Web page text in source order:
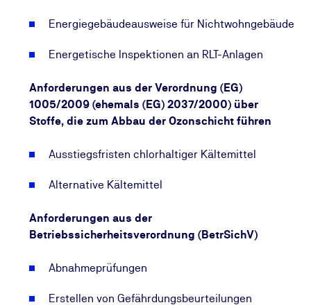
Energiegebäudeausweise für Nichtwohngebäude
Energetische Inspektionen an RLT-Anlagen
Anforderungen aus der Verordnung (EG)
1005/2009 (ehemals (EG) 2037/2000) über
Stoffe, die zum Abbau der Ozonschicht führen
Ausstiegsfristen chlorhaltiger Kältemittel
Alternative Kältemittel
Anforderungen aus der
Betriebssicherheitsverordnung (BetrSichV)
Abnahmeprüfungen
Erstellen von Gefährdungsbeurteilungen